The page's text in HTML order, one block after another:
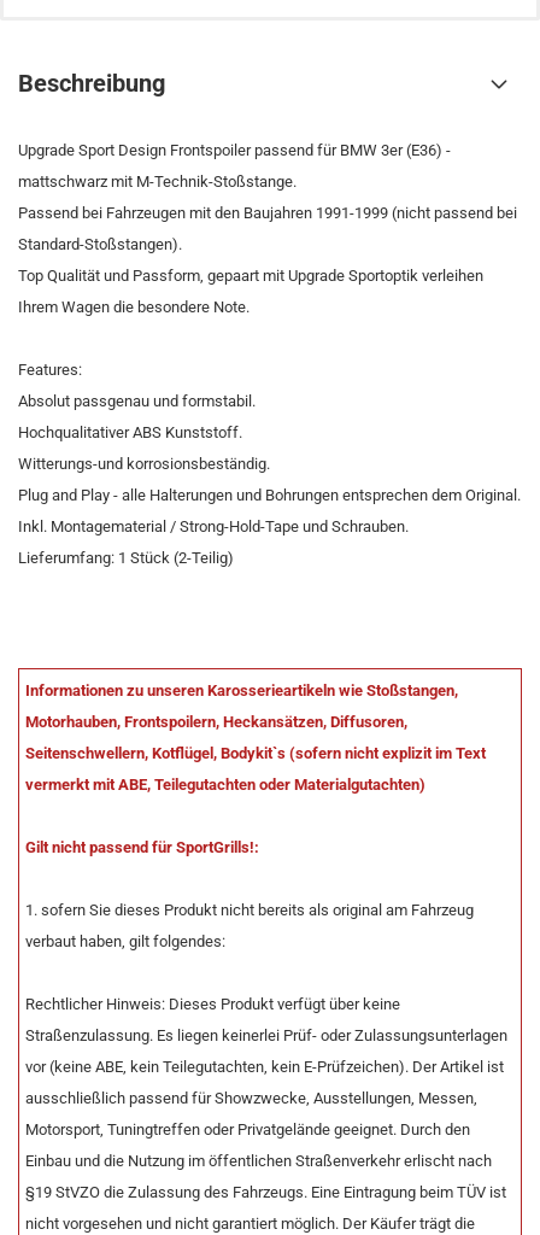
Beschreibung
Upgrade Sport Design Frontspoiler passend für BMW 3er (E36) -
mattschwarz mit M-Technik-Stoßstange.
Passend bei Fahrzeugen mit den Baujahren 1991-1999 (nicht passend bei
Standard-Stoßstangen).
Top Qualität und Passform, gepaart mit Upgrade Sportoptik verleihen
Ihrem Wagen die besondere Note.
Features:
Absolut passgenau und formstabil.
Hochqualitativer ABS Kunststoff.
Witterungs-und korrosionsbeständig.
Plug and Play - alle Halterungen und Bohrungen entsprechen dem Original.
Inkl. Montagematerial / Strong-Hold-Tape und Schrauben.
Lieferumfang: 1 Stück (2-Teilig)
Informationen zu unseren Karosserieartikeln wie Stoßstangen,
Motorhauben, Frontspoilern, Heckansätzen, Diffusoren,
Seitenschwellern, Kotflügel, Bodykit`s (sofern nicht explizit im Text
vermerkt mit ABE, Teilegutachten oder Materialgutachten)
Gilt nicht passend für SportGrills!:
1. sofern Sie dieses Produkt nicht bereits als original am Fahrzeug
verbaut haben, gilt folgendes:
Rechtlicher Hinweis: Dieses Produkt verfügt über keine
Straßenzulassung. Es liegen keinerlei Prüf- oder Zulassungsunterlagen
vor (keine ABE, kein Teilegutachten, kein E-Prüfzeichen). Der Artikel ist
ausschließlich passend für Showzwecke, Ausstellungen, Messen,
Motorsport, Tuningtreffen oder Privatgelände geeignet. Durch den
Einbau und die Nutzung im öffentlichen Straßenverkehr erlischt nach
§19 StVZO die Zulassung des Fahrzeugs. Eine Eintragung beim TÜV ist
nicht vorgesehen und nicht garantiert möglich. Der Käufer trägt die